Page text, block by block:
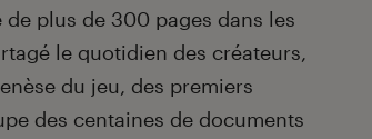
plus de 300 pages dans les
le quotidien des créateurs,
du jeu, des premiers
des centaines de documents